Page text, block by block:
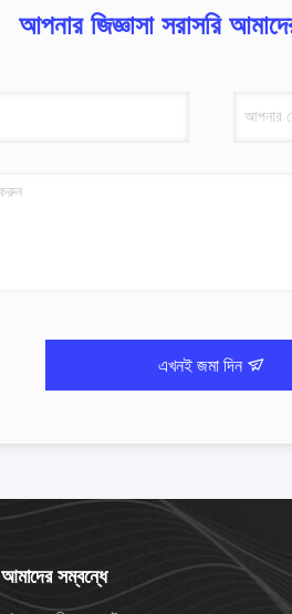
আপনার জিজ্ঞাসা সরাসরি
এখনই জমা দিন
আমাদের সম্বন্ধে